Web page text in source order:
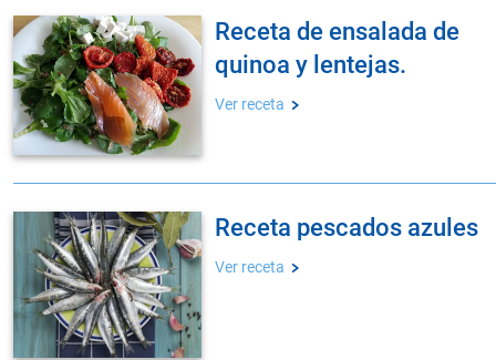
receta de ensalada de
quinoa y lentejas.
Ver receta
receta pescados azules
Ver receta